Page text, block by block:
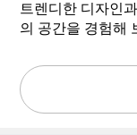
트렌디한 디자인
의 공간을 경험해